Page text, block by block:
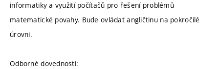
informatiky a využití počítačů pro řešení problémů
matematické povahy. Bude ovládat angličtinu na pokročilé
úrovni.
Odborné dovednosti: